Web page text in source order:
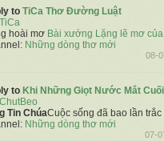
to TiCa Thơ Đường Luật
TiCa
hoài mơ Bài xướng Lặng lẽ mơ của
Những dòng thơ mới
08-
to Khi Những Giọt Nước Mắt
ChutBeo
Tin ChúaCuộc sống đã bao lần trắc
Những dòng thơ mới
07-